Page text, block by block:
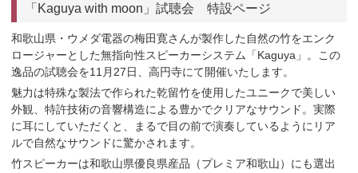
「Kaguya with moon」試聴会 特設ページ
和歌山県・ウメダ電器の梅田寛さんが製作した自然の竹をエンク
ロージャーとした無指向性スピーカーシステム「Kaguya」。この
逸品の試聴会を11月27日、高円寺にて開催いたします。
魅力は特殊な製法で作られた乾留竹を使用したユニークで美しい
外観、特許技術の音響構造による豊かでクリアなサウンド。実際
に耳にしていただくと、まるで目の前で演奏しているようにリア
ルで自然なサウンドに驚かされます。
竹スピーカーは和歌山県優良県産品（プレミア和歌山）にも選出